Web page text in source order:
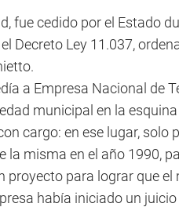
fue cedido por el Estado
Decreto Ley 11.037,
a Empresa Nacional de
municipal en la
cargo: en ese lugar, solo
la misma en el año 1990,
proyecto para lograr que el
había iniciado un